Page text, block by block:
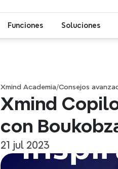
Xmind Academia/Consejos
Xmind
con
21 jul 2023
Funciones Soluciones